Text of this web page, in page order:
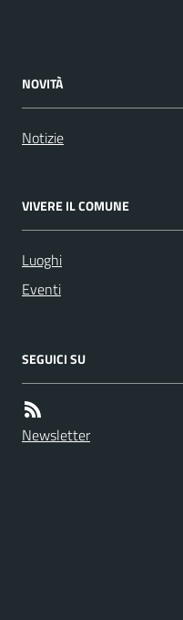
NOVITÀ
Notizie
VIVERE IL COMUNE
Luoghi
Eventi
SEGUICI SU
Newsletter